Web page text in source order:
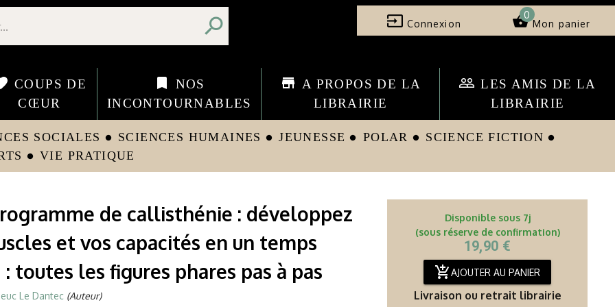
search input Connexion shopping_basket
0
Mon panier
COUPS DE
CŒUR
bookmark
NOS
INCONTOURNABLES
store A PROPOS DE LA
LIBRAIRIE
people_outline LES AMIS DE LA
LIBRAIRIE
SOCIALES circle SCIENCES HUMAINES circle JEUNESSE circle POLAR circle SCIENCE FICTION circle
circle VIE PRATIQUE
de callisthénie : développez
et vos capacités en un temps
toutes les figures phares pas à pas
Le Dantec (Auteur)
Disponible sous 7j
(sous réserve de confirmation)
19,90 €
add_shopping_cartAJOUTER AU PANIER
Livraison ou retrait librairie